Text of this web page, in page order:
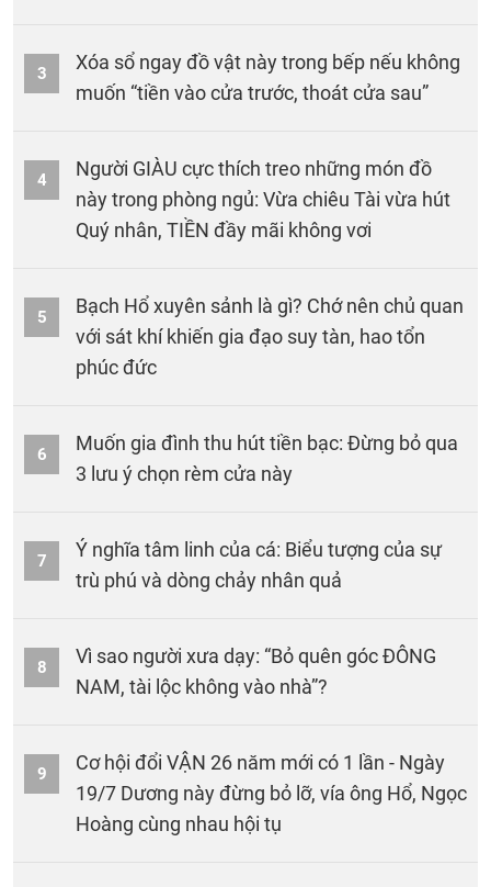
3
Xóa sổ ngay đồ vật này trong bếp nếu không
muốn “tiền vào cửa trước, thoát cửa sau”
4
Người GIÀU cực thích treo những món đồ
này trong phòng ngủ: Vừa chiêu Tài vừa hút
Quý nhân, TIỀN đầy mãi không vơi
5
Bạch Hổ xuyên sảnh là gì? Chớ nên chủ quan
với sát khí khiến gia đạo suy tàn, hao tổn
phúc đức
6
Muốn gia đình thu hút tiền bạc: Đừng bỏ qua
3 lưu ý chọn rèm cửa này
7
Ý nghĩa tâm linh của cá: Biểu tượng của sự
trù phú và dòng chảy nhân quả
8
Vì sao người xưa dạy: “Bỏ quên góc ĐÔNG
NAM, tài lộc không vào nhà”?
9
Cơ hội đổi VẬN 26 năm mới có 1 lần - Ngày
19/7 Dương này đừng bỏ lỡ, vía ông Hổ, Ngọc
Hoàng cùng nhau hội tụ